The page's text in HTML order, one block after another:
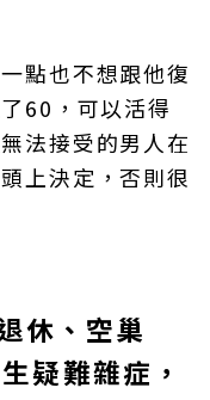
點也不想跟他復
60，可以活得
法接受的男人在
上決定，否則很
休、空巢
疑難雜症，